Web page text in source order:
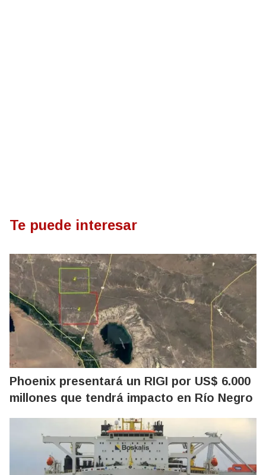
Te puede interesar
Phoenix presentará un RIGI por US$ 6.000
millones que tendrá impacto en Río Negro